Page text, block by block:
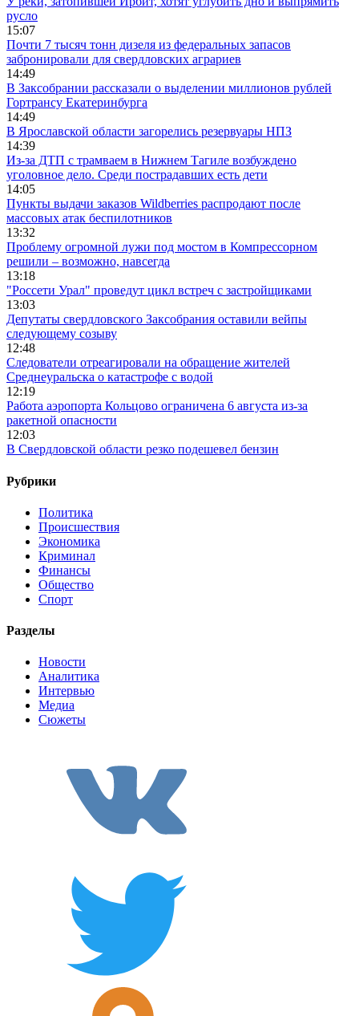
русло
15:07
Почти 7 тысяч тонн дизеля из федеральных запасов
забронировали для свердловских аграриев
14:49
В Заксобрании рассказали о выделении миллионов рублей
Гортрансу Екатеринбурга
14:49
В Ярославской области загорелись резервуары НПЗ
14:39
Из-за ДТП с трамваем в Нижнем Тагиле возбуждено
уголовное дело. Среди пострадавших есть дети
14:05
Пункты выдачи заказов Wildberries распродают после
массовых атак беспилотников
13:32
Проблему огромной лужи под мостом в Компрессорном
решили – возможно, навсегда
13:18
"Россети Урал" проведут цикл встреч с застройщиками
13:03
Депутаты свердловского Заксобрания оставили вейпы
следующему созыву
12:48
Следователи отреагировали на обращение жителей
Среднеуральска о катастрофе с водой
12:19
Работа аэропорта Кольцово ограничена 6 августа из-за
ракетной опасности
12:03
В Свердловской области резко подешевел бензин
Рубрики
Политика
Происшествия
Экономика
Криминал
Финансы
Общество
Спорт
Разделы
Новости
Аналитика
Интервью
Медиа
Сюжеты